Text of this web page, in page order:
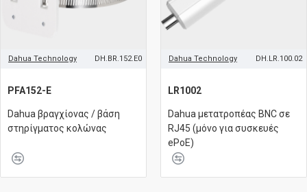
Dahua Technology DH.BR.152.E0
PFA152-E
Dahua βραγχίονας / βάση
στηρίγματος κολώνας
Dahua Technology DH.LR.100.02
LR1002
Dahua μετατροπέας BNC σε
RJ45 (μόνο για συσκευές
ePoE)